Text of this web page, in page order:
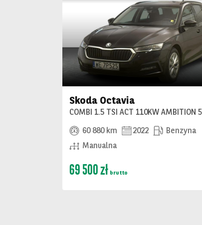
Skoda Octavia
COMBI 1.5 TSI ACT 110KW AMBITION
60 880 km
2022
Benzyna
Manualna
69 500 zł brutto